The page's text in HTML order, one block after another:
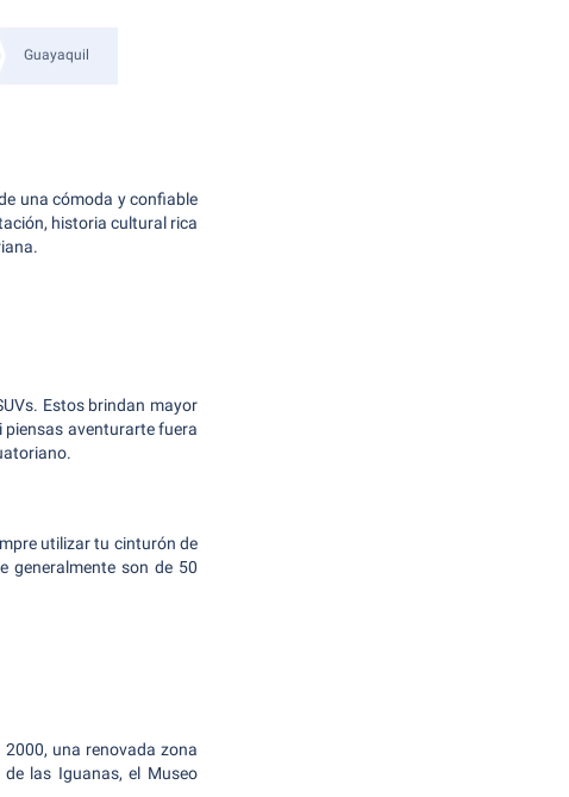
Guayaquil
una cómoda y confiable
historia cultural rica
Estos brindan mayor
piensas aventurarte fuera
utilizar tu cinturón de
generalmente son de 50
una renovada zona
las Iguanas, el Museo